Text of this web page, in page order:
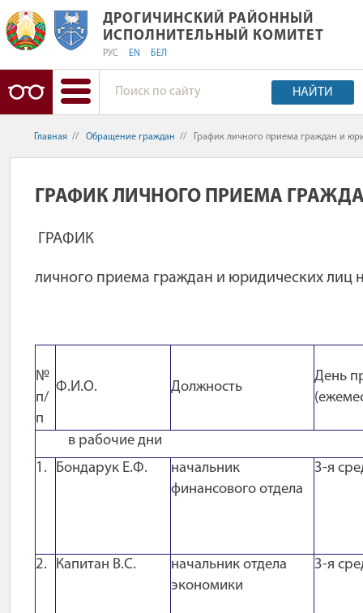
ДРОГИЧИНСКИЙ РАЙОННЫЙ
ДРОГИЧИНСКИЙ РАЙОННЫЙ
ИСПОЛНИТЕЛЬНЫЙ КОМИТЕТ
РУС EN БЕЛ
НАЙТИ
Главная // Обращение граждан // График личного приема граждан и
ГРАФИК ЛИЧНОГО ПРИЕМА
ГРАФИК
личного приема граждан и юридических лиц
№
п/
п
Ф.И.О. Должность
День
в рабочие дни
1.
Бондарук Е.Ф.
начальник
финансового отдела
3-я
2. Капитан В.С.
начальник отдела
экономики
3-я